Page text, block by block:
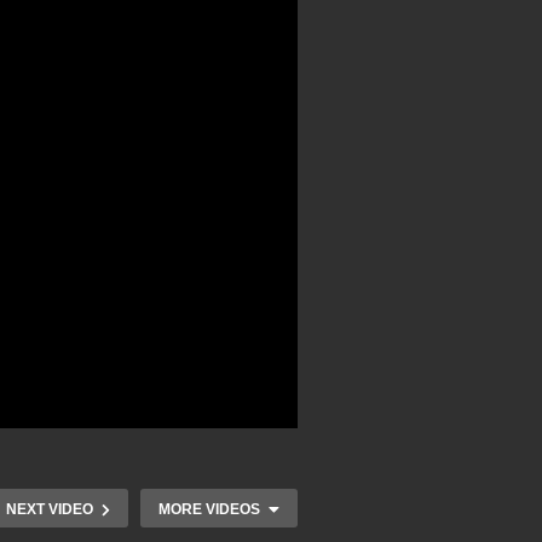
NEXT VIDEO MORE VIDEOS